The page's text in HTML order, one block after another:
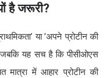
है जरूरी?
या ’अपने प्रोटीन की
जबकि यह सच है कि पीसीओएस
में आहार प्रोटीन की